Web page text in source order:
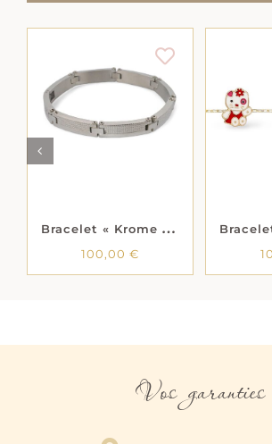
B
racelet « Krome » – Acier
100,00€
AJOUTER AU
PANIER
/ DÉTAILS
Vos garanties